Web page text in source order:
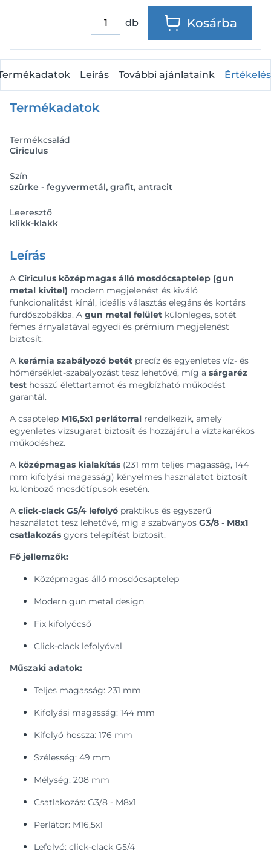
db Kosárba
Leírás További ajánlataink Értékelés
Termékadatok
Termékcsalád
Ciriculus
Szín
szürke - fegyvermetál, grafit, antracit
Leeresztő
klikk-klakk
Leírás
A Ciriculus középmagas álló mosdócsaptelep (gun
metal kivitel) modern megjelenést és kiváló
funkcionalitást kínál, ideális választás elegáns és kortárs
fürdőszobákba. A gun metal felület különleges, sötét
fémes árnyalatával egyedi és prémium megjelenést
biztosít.
A kerámia szabályozó betét precíz és egyenletes víz- és
hőmérséklet-szabályozást tesz lehetővé, míg a sárgaréz
test hosszú élettartamot és megbízható működést
garantál.
A csaptelep M16,5x1 perlátorral rendelkezik, amely
egyenletes vízsugarat biztosít és hozzájárul a víztakarékos
működéshez.
A középmagas kialakítás (231 mm teljes magasság, 144
mm kifolyási magasság) kényelmes használatot biztosít
különböző mosdótípusok esetén.
A click-clack G5/4 lefolyó praktikus és egyszerű
használatot tesz lehetővé, míg a szabványos G3/8 - M8x1
csatlakozás gyors telepítést biztosít.
Fő jellemzők:
Középmagas álló mosdócsaptelep
Modern gun metal design
Fix kifolyócső
Click-clack lefolyóval
Műszaki adatok:
Teljes magasság: 231 mm
Kifolyási magasság: 144 mm
Kifolyó hossza: 176 mm
Szélesség: 49 mm
Mélység: 208 mm
Csatlakozás: G3/8 - M8x1
Perlátor: M16,5x1
Lefolyó: click-clack G5/4